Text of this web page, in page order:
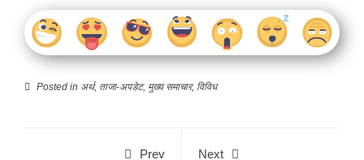
Posted in अर्थ, ताजा-अपडेट, मुख्य समाचार, विविध
Prev Next